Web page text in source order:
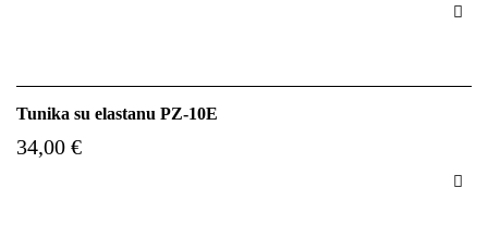

Tunika su elastanu PZ-10E
34,00 €
